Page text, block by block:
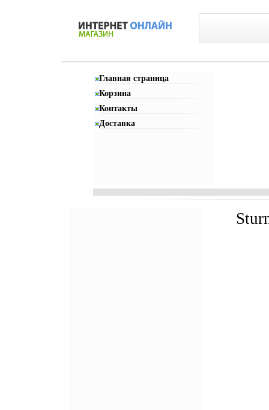
Главная страница
Корзина
Контакты
Доставка